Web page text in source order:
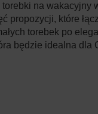
na wakacyjny
propozycji, które
torebek po
będzie idealna dla